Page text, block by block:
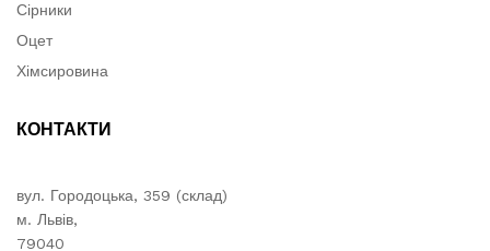
Сірники
Оцет
Хімсировина
КОНТАКТИ
вул. Городоцька, 359 (склад)
м. Львів,
79040